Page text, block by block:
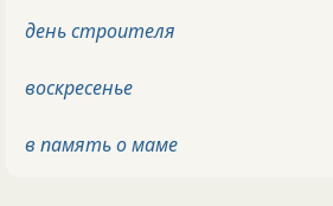
день строителя
воскресенье
в память о маме